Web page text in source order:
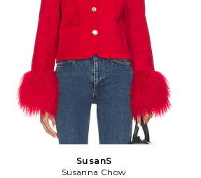
SusanS
Susanna Chow